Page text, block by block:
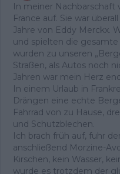
In meiner Nachbarschaft
France auf. Sie war
Jahre von Eddy Merckx.
und spielten die
wurden zu unseren
Straßen, als Autos noch
Jahren war mein Herz
In einem Urlaub in
Drängen eine echte
Fahrrad von zu Hause,
und Schutzblechen.
Ich brach früh auf, fuhr
anschließend Morzine-
Kirschen, kein Wasser,
wurde es trotzdem der